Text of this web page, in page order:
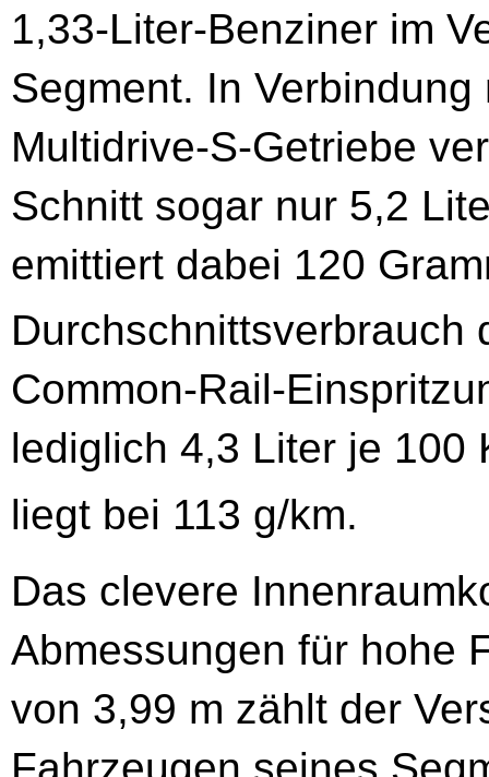
1,33-Liter-Benziner im
Segment. In
Multidrive-S-Getriebe
Schnitt sogar nur 5,2
emittiert dabei 120
Durchschnittsverbrauch
Common-Rail-
lediglich 4,3 Liter je 100
liegt bei 113 g/km.
Das clevere
Abmessungen für hohe
von 3,99 m zählt der